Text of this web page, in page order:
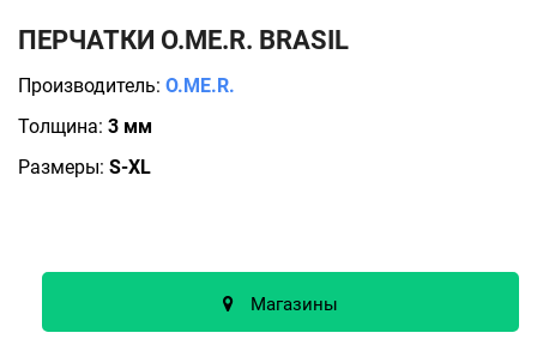
ПЕРЧАТКИ O.ME.R. BRASIL
Производитель: O.ME.R.
Толщина: 3 мм
Размеры: S-XL
Магазины